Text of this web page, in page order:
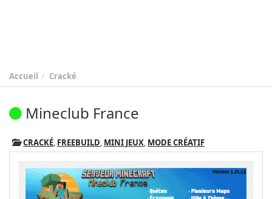
Accueil Cracké
Mineclub France
CRACKÉ, FREEBUILD, MINI JEUX, MODE CRÉATIF